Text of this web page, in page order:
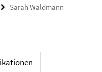
Sarah Waldmann